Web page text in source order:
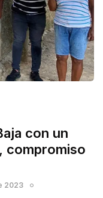
con un
compromiso
2023